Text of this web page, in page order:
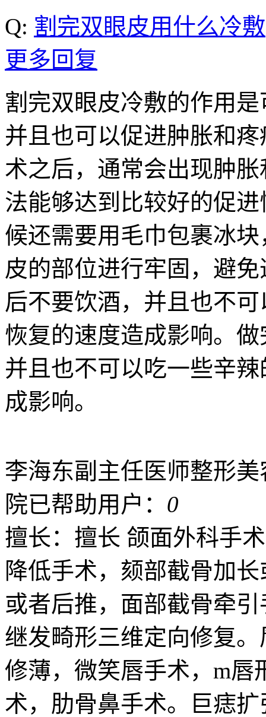
Q: 割完双眼皮用什么冷敷
更多回复
割完双眼皮冷敷的作用
并且也可以促进肿胀和
术之后，通常会出现肿
法能够达到比较好的促
候还需要用毛巾包裹冰
皮的部位进行牢固，避
后不要饮酒，并且也不
恢复的速度造成影响。
并且也不可以吃一些辛
成影响。
李海东副主任医师整形美
院已帮助用户： 0
擅长：擅长 颌面外科手
降低手术，颏部截骨加
或者后推，面部截骨牵
继发畸形三维定向修复
修薄，微笑唇手术，m唇
术，肋骨鼻手术。巨痣